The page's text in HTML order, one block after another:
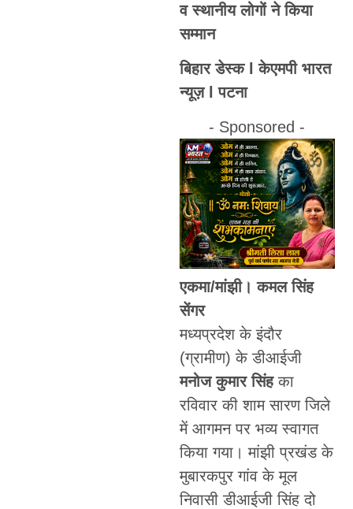
व स्थानीय लोगों ने किया
सम्मान
बिहार डेस्क l केएमपी भारत
न्यूज़ l पटना
- Sponsored -
एकमा/मांझी। कमल सिंह
सेंगर
मध्यप्रदेश के इंदौर
(ग्रामीण) के डीआईजी
मनोज कुमार सिंहका
रविवार की शाम सारण जिले
में आगमन पर भव्य स्वागत
किया गया। मांझी प्रखंड के
मुबारकपुर गांव के मूल
निवासी डीआईजी सिंह दो